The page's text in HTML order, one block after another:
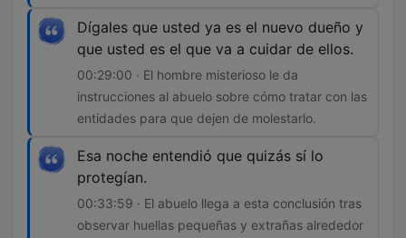
Dígales que usted ya es el nuevo dueño y
que usted es el que va a cuidar de ellos.
00:29:00 · El hombre misterioso le da
instrucciones al abuelo sobre cómo tratar con las
entidades para que dejen de molestarlo.
Esa noche entendió que quizás sí lo
protegían.
00:33:59 · El abuelo llega a esta conclusión tras
observar huellas pequeñas y extrañas alrededor